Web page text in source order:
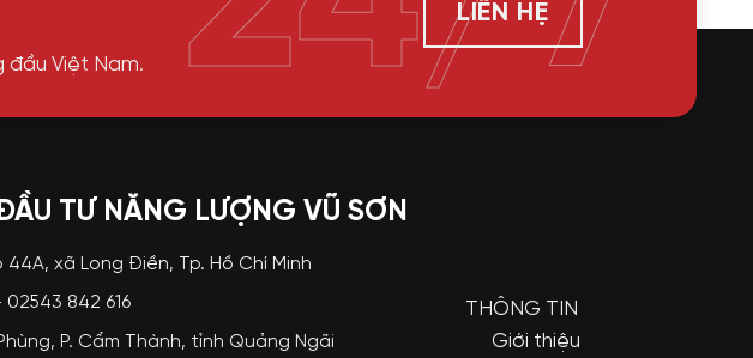
đầu Việt Nam.
LIÊN HỆ
TƯ NĂNG LƯỢNG VŨ SƠN
xã Long Điền, Tp. Hồ Chí Minh
842 616
P. Cẩm Thành, tỉnh Quảng Ngãi
THÔNG TIN
Giới thiệu